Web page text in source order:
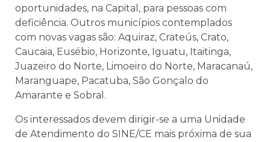
oportunidades, na Capital, para pessoas com
deficiência. Outros municípios contemplados
com novas vagas são: Aquiraz, Crateús, Crato,
Caucaia, Eusébio, Horizonte, Iguatu, Itaitinga,
Juazeiro do Norte, Limoeiro do Norte, Maracanaú,
Maranguape, Pacatuba, São Gonçalo do
Amarante e Sobral.
Os interessados devem dirigir-se a uma Unidade
de Atendimento do SINE/CE mais próxima de sua